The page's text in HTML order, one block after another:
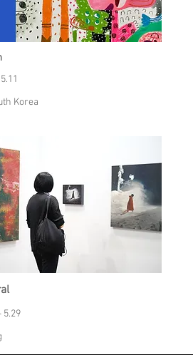
Korea
5.29